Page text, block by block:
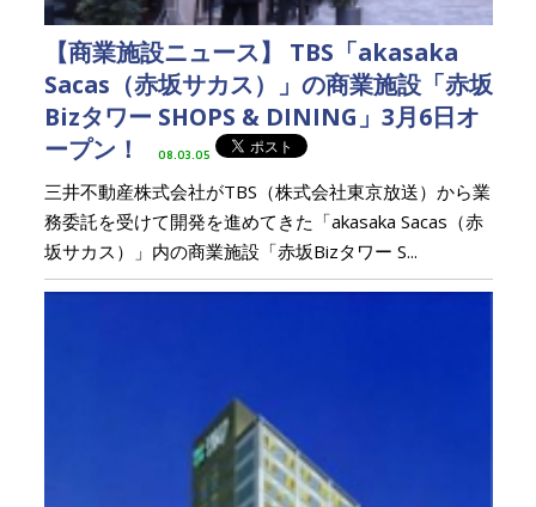
【商業施設ニュース】 TBS「akasaka
Sacas（赤坂サカス）」の商業施設「赤坂
Bizタワー SHOPS & DINING」3月6日オ
ープン！
08.03.05
三井不動産株式会社がTBS（株式会社東京放送）から業
務委託を受けて開発を進めてきた「akasaka Sacas（赤
坂サカス）」内の商業施設「赤坂Bizタワー S...